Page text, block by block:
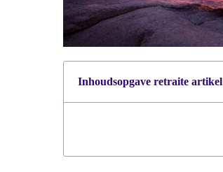
Inhoudsopgave retraite artikel